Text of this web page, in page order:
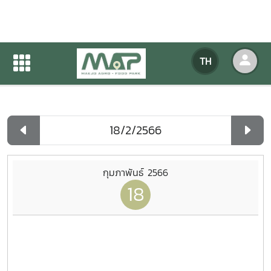
TH
ปฏิทินกิจกรรมของหน่วยงาน
ปฏิทินกิจกรรมของหน่วยงาน
กุมภาพันธ์ 2566
18